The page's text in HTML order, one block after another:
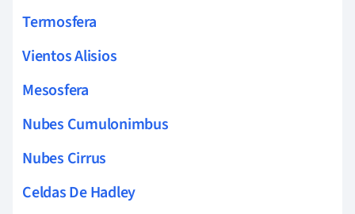
Termosfera
Vientos Alisios
Mesosfera
Nubes Cumulonimbus
Nubes Cirrus
Celdas De Hadley